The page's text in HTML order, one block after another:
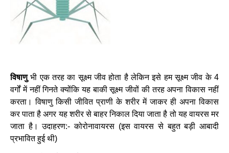
विषाणुभी एक तरह का सूक्ष्म जीव होता है लेकिन इसे हम सूक्ष्म जीव के 4
वर्गों में नहीं गिनते क्योंकि यह बाकी सूक्ष्म जीवों की तरह अपना विकास नहीं
करता। विषाणु किसी जीवित प्राणी के शरीर में जाकर ही अपना विकास
कर पाता है अगर यह शरीर से बाहर निकाल दिया जाता है तो यह वायरस मर
जाता है। उदाहरण:- कोरोनावायरस (इस वायरस से बहुत बड़ी आबादी
प्रभावित हुई थी)